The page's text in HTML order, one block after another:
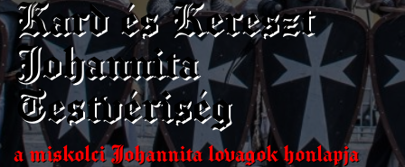
Kard és Kereszt
Johannita
Testvériség
a miskolci Johannita lovagok honlapja